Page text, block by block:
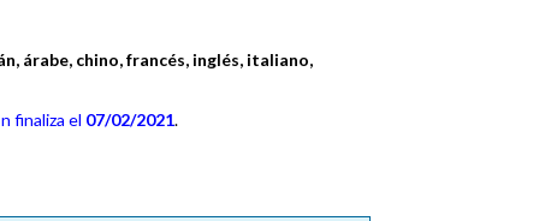
árabe, chino, francés, inglés, italiano,
finaliza el 07/02/2021.